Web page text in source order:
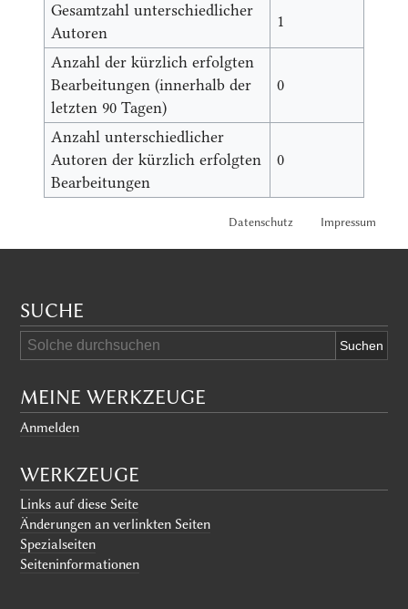
Gesamtzahl unterschiedlicher
Autoren
1
Anzahl der kürzlich erfolgten
Bearbeitungen (innerhalb der
letzten 90 Tagen)
0
Anzahl unterschiedlicher
Autoren der kürzlich erfolgten
Bearbeitungen
0
Datenschutz Impressum
SUCHE
MEINE WERKZEUGE
Anmelden
WERKZEUGE
Links auf diese Seite
Änderungen an verlinkten Seiten
Spezialseiten
Seiten­informationen